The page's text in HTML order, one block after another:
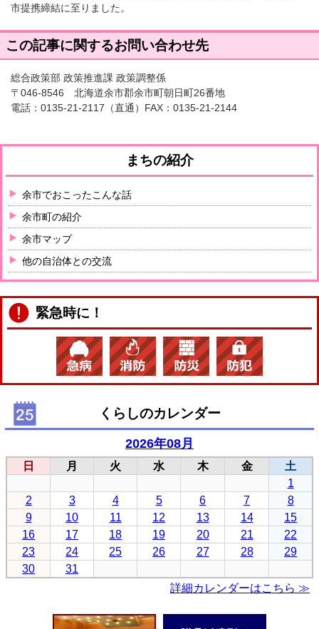
市提携締結に至りました。
この記事に関するお問い合わせ先
総合政策部 政策推進課 政策調整係
〒046-8546 北海道余市郡余市町朝日町26番地
電話： 0135-21-2117 （直通）FAX：0135-21-2144
まちの紹介
余市でおこったこんな話
余市町の紹介
余市マップ
他の自治体との交流
緊急時に！
くらしのカレンダー